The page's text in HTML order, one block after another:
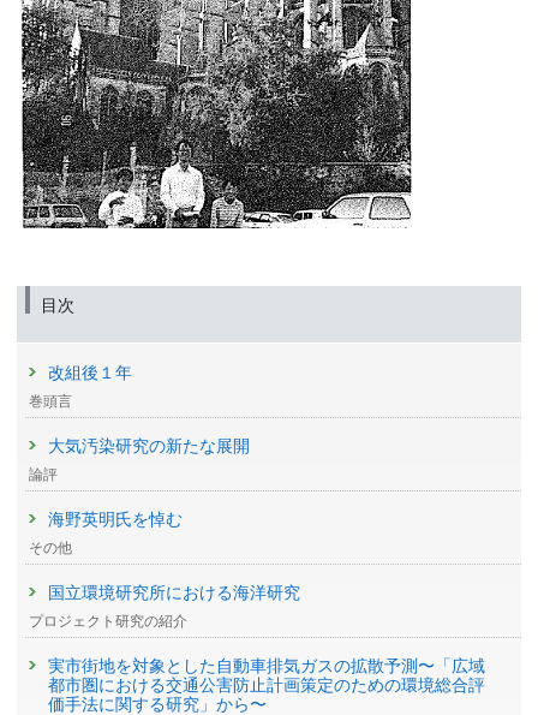
目次
改組後１年
巻頭言
大気汚染研究の新たな展開
論評
海野英明氏を悼む
その他
国立環境研究所における海洋研究
プロジェクト研究の紹介
実市街地を対象とした自動車排気ガスの拡散予測〜「広域
都市圏における交通公害防止計画策定のための環境総合評
価手法に関する研究」から〜